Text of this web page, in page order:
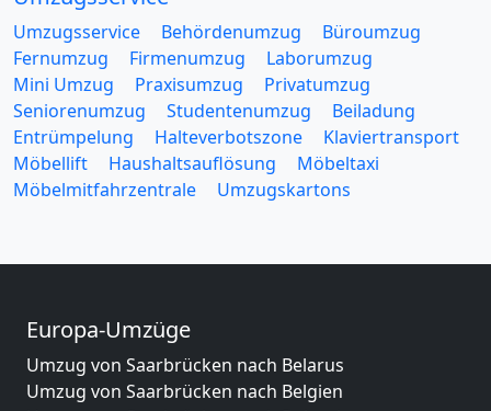
Umzugsservice Behördenumzug
Büroumzug
Fernumzug
Firmenumzug
Laborumzug
Mini Umzug
Praxisumzug
Privatumzug
Seniorenumzug
Studentenumzug
Beiladung
Entrümpelung
Halteverbotszone
Klaviertransport
Möbellift
Haushaltsauflösung
Möbeltaxi
Möbelmitfahrzentrale
Umzugskartons
Europa-Umzüge
Umzug von Saarbrücken nach Belarus
Umzug von Saarbrücken nach Belgien